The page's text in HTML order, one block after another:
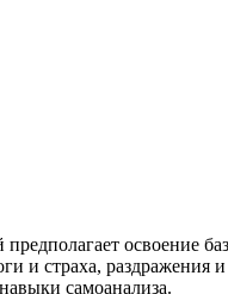
освоение
и страха,
самоанализа.